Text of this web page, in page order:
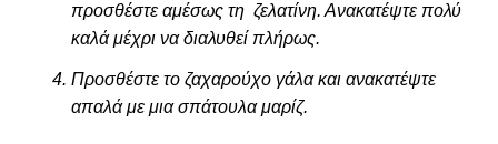
προσθέστε αμέσως τη ζελατίνη. Ανακατέψτε πολύ
καλά μέχρι να διαλυθεί πλήρως.
Προσθέστε το ζαχαρούχο γάλα και ανακατέψτε
απαλά με μια σπάτουλα μαρίζ.